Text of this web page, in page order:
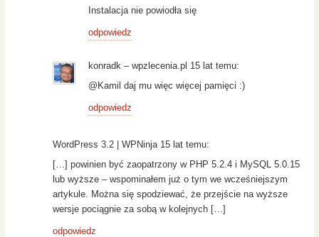
Instalacja nie powiodła się
odpowiedz
konradk – wpzlecenia.pl 15 lat temu:
@Kamil daj mu więc więcej pamięci :)
odpowiedz
WordPress 3.2 | WPNinja 15 lat temu:
[…] powinien być zaopatrzony w PHP 5.2.4 i MySQL 5.0.15
lub wyższe – wspominałem już o tym we wcześniejszym
artykule. Można się spodziewać, że przejście na wyższe
wersje pociągnie za sobą w kolejnych […]
odpowiedz